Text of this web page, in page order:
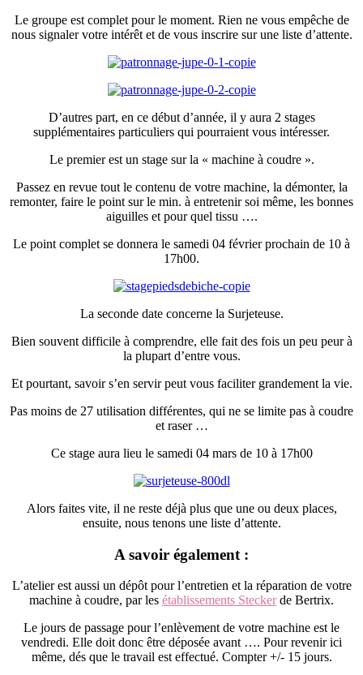
Le groupe est complet pour le moment. Rien ne vous empêche de
nous signaler votre intérêt et de vous inscrire sur une liste d’attente.
D’autres part, en ce début d’année, il y aura 2 stages
supplémentaires particuliers qui pourraient vous intéresser.
Le premier est un stage sur la « machine à coudre ».
Passez en revue tout le contenu de votre machine, la démonter, la
remonter, faire le point sur le min. à entretenir soi même, les bonnes
aiguilles et pour quel tissu ….
Le point complet se donnera le samedi 04 février prochain de 10 à
17h00.
La seconde date concerne la Surjeteuse.
Bien souvent difficile à comprendre, elle fait des fois un peu peur à
la plupart d’entre vous.
Et pourtant, savoir s’en servir peut vous faciliter grandement la vie.
Pas moins de 27 utilisation différentes, qui ne se limite pas à coudre
et raser …
Ce stage aura lieu le samedi 04 mars de 10 à 17h00
Alors faites vite, il ne reste déjà plus que une ou deux places,
ensuite, nous tenons une liste d’attente.
A savoir également :
L’atelier est aussi un dépôt pour l’entretien et la réparation de votre
machine à coudre, par les établissements Stecker de Bertrix.
Le jours de passage pour l’enlèvement de votre machine est le
vendredi. Elle doit donc être déposée avant …. Pour revenir ici
même, dés que le travail est effectué. Compter +/- 15 jours.